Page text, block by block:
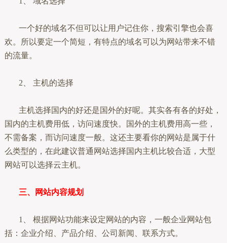
一个好的域名不但可以让用户记住你，搜索引擎也会喜
欢。所以要定一个简短，有特点的域名可以为网站带来不错
的流量。
2、 主机的选择
主机选择国内的好还是国外的好呢。其实各有各的好处，
国内的主机费用低，访问速度快。国外的主机费用高一些，
不需备案，而访问速度一般。这还主要看你的网站是属于什
么类型的，在此建议普通网站选择国内主机比较合适，大型
网站可以选择云主机。
三、网站内容规划
1、 根据网站功能来设定网站的内容，一般企业网站包
括：企业介绍、产品介绍、公司新闻、联系方式。